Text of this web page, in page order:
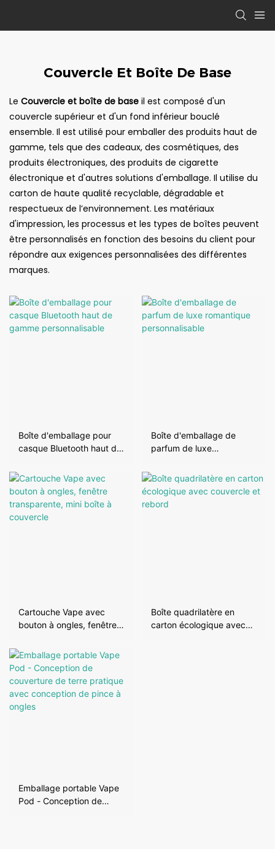
Couvercle Et Boîte De Base
Le Couvercle et boîte de base il est composé d'un
couvercle supérieur et d'un fond inférieur bouclé
ensemble. Il est utilisé pour emballer des produits haut de
gamme, tels que des cadeaux, des cosmétiques, des
produits électroniques, des produits de cigarette
électronique et d'autres solutions d'emballage. Il utilise du
carton de haute qualité recyclable, dégradable et
respectueux de l’environnement. Les matériaux
d'impression, les processus et les types de boîtes peuvent
être personnalisés en fonction des besoins du client pour
répondre aux exigences personnalisées des différentes
marques.
Boîte d'emballage pour
casque Bluetooth haut de
Boîte d'emballage de
parfum de luxe
personnalisable
Cartouche Vape avec
bouton à ongles, fenêtre
couvercle
Boîte quadrilatère en
carton écologique avec
Emballage portable Vape
Pod - Conception de